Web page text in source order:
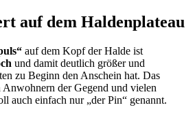
auf dem Haldenplateau
auf dem Kopf der Halde ist
und damit deutlich größer und
zu Beginn den Anschein hat. Das
der Gegend und vielen
auch einfach nur „der Pin“ genannt.